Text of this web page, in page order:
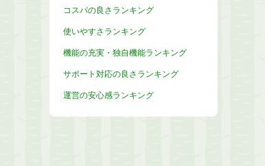
コスパの良さランキング
使いやすさランキング
機能の充実・独自機能ランキング
サポート対応の良さランキング
運営の安心感ランキング